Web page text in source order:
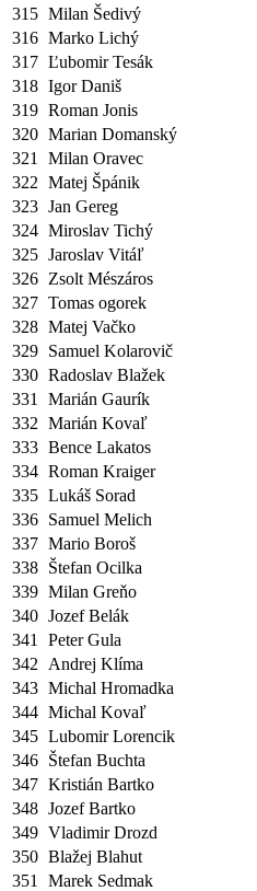
315 Milan Šedivý
316 Marko Lichý
317 Ľubomir Tesák
318 Igor Daniš
319 Roman Jonis
320 Marian Domanský
321
Milan Oravec
322 Matej Špánik
323 Jan Gereg
324 Miroslav Tichý
325 Jaroslav Vitáľ
326 Zsolt Mészáros
327 Tomas ogorek
328 Matej Vačko
329 Samuel Kolarovič
330 Radoslav Blažek
331
Marián Gaurík
332 Marián Kovaľ
333 Bence Lakatos
334 Roman Kraiger
335 Lukáš Sorad
336 Samuel Melich
337 Mario Boroš
338 Štefan Ocilka
339 Milan Greňo
340 Jozef Belák
341
Peter Gula
342
Andrej Klíma
343 Michal Hromadka
344 Michal Kovaľ
345 Lubomir Lorencik
346 Štefan Buchta
347 Kristián Bartko
348 Jozef Bartko
349 Vladimir Drozd
350 Blažej Blahut
351
Marek Sedmak